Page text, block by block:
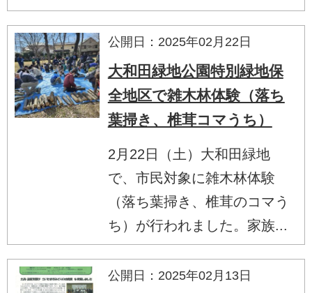
公開日：2025年02月22日
大和田緑地公園特別緑地保
全地区で雑木林体験（落ち
葉掃き、椎茸コマうち）
2月22日（土）大和田緑地
で、市民対象に雑木林体験
（落ち葉掃き、椎茸のコマう
ち）が行われました。家族...
公開日：2025年02月13日